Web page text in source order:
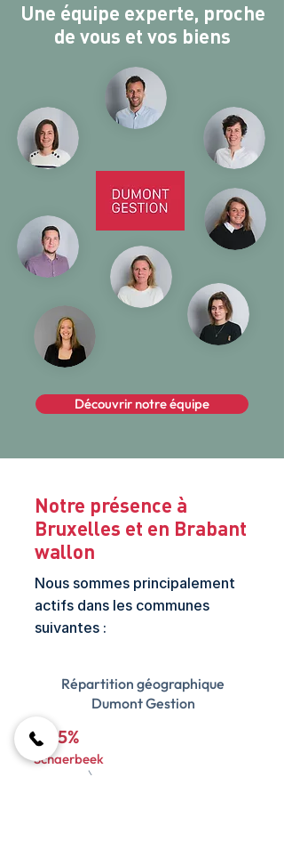
Une équipe experte, proche
de vous et vos biens
Découvrir notre équipe
Notre présence à
Bruxelles et en Brabant
wallon
Nous sommes principalement
actifs dans les communes
suivantes :
Répartition géographique
Dumont Gestion
5%
Schaerbeek